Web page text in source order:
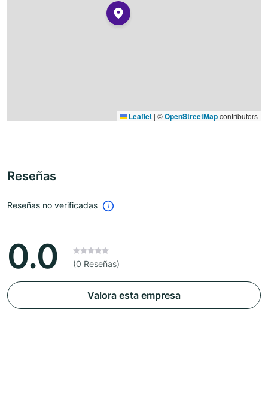
Leaflet | ©OpenStreetMapcontributors
Reseñas
Reseñas no verificadas
0.0 (0 Reseñas)
Valora esta empresa